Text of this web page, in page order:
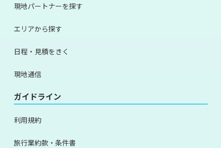
現地パートナーを探す
エリアから探す
日程・見積をきく
現地通信
ガイドライン
利用規約
旅行業約款・条件書